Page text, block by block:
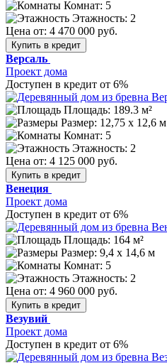
Комнат: 5
Этажность: 2
Цена от: 4 470 000 руб.
Купить в кредит
Версаль
Проект дома
Доступен в кредит от 6%
Площадь: 189.3 м²
Размер: 12,75 х 12,6 м
Комнат: 5
Этажность: 2
Цена от: 4 125 000 руб.
Купить в кредит
Венеция
Проект дома
Доступен в кредит от 6%
Площадь: 164 м²
Размер: 9,4 х 14,6 м
Комнат: 5
Этажность: 2
Цена от: 4 960 000 руб.
Купить в кредит
Везувий
Проект дома
Доступен в кредит от 6%